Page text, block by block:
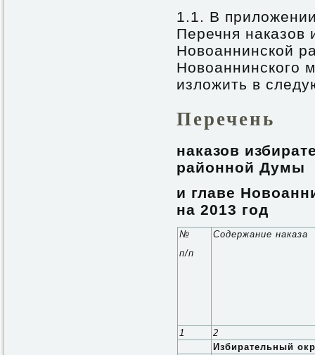
1.1. В
Перечня наказов
Новоаннинской
Новоаннинского
изложить в
Перечень
наказов
районной Думы
и главе
на 2013 год
№
п/п
Содержание наказа
1
2
Избирательный